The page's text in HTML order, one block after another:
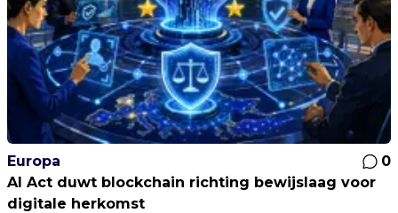
Europa
0
AI Act duwt blockchain richting bewijslaag voor
digitale herkomst